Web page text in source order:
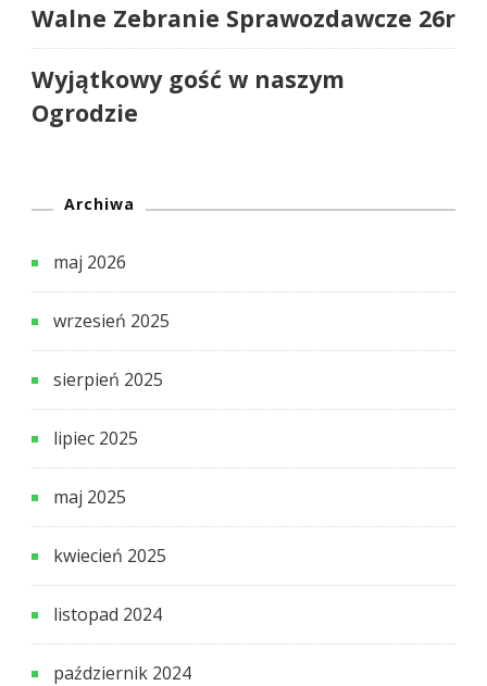
Walne Zebranie Sprawozdawcze 26r
Wyjątkowy gość w naszym
Ogrodzie
Archiwa
maj 2026
wrzesień 2025
sierpień 2025
lipiec 2025
maj 2025
kwiecień 2025
listopad 2024
październik 2024